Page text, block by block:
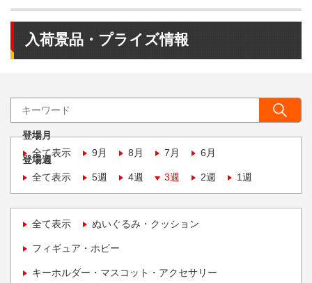
入荷景品・プライズ情報
登場月
全て表示
9月 8月 7月 6月
登場週
全て表示
5週 4週 3週 2週 1週
全て表示 ぬいぐるみ・クッション
フィギュア・ホビー
キーホルダー・マスコット・アクセサリー